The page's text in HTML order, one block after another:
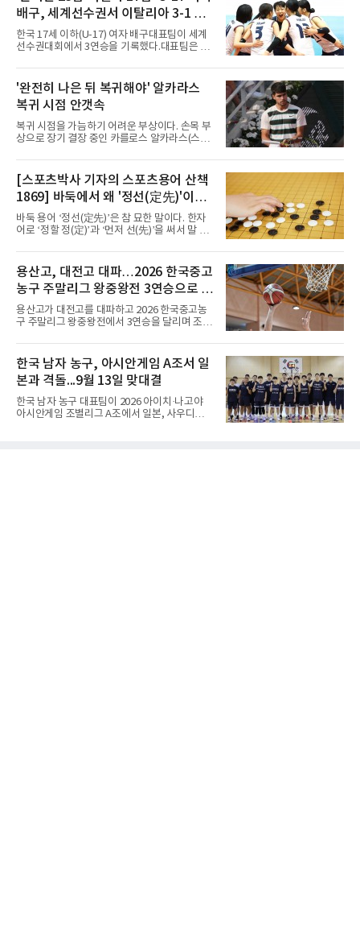
그는 후반 37분 상대 수비 라인 사이를 찌르는
전진 패스를 건넸고, 이를 받은 로베르트 보제니
크가 단독 드리블 끝에 오른발 슈팅으로 골망을
흔들었다.시점도 좋았다. 프랑스 올랭피크 리옹
이적설이 도는 배준호는 시즌 첫
배구, 세계선수권서 이탈리아 3-1 완
파...조별리그 3연승
한국 17세 이하(U-17) 여자 배구대표팀이 세계
선수권대회에서 3연승을 기록했다.대표팀은 9
FIVB U-17 여자 세계선수권대회 조별리그 D조
3차전에서 이탈리아를 3-1(25-14 25-19 13-25
25-20)로 꺾었다. 푸에르토리코, 대만에 이은 3
연승으로 승점 9를 쌓아 조 1위에 올랐다. 24개
팀이 6개 팀씩 4개 조로 나뉘어 조별리그를 치르
며 각 조 상위 4개 팀이 16강에 진출한다.지난해
U-16 아시아선수권 우승으로 처음 이 대회에 나
종반 점수 차를 벌려 승점 3을 챙겼다.블로킹은
7-16으로 밀렸지만 한국보다
'완전히 나은 뒤 복귀해야' 알카라스
복귀 시점 안갯속
복귀 시점을 가늠하기 어려운 부상이다. 손목 부
상으로 장기 결장 중인 카를로스 알카라스(스페
을지 관심이 쏠린다.얀니크 신네르(이탈리아)와
정상을 다투던 알카라스는 지난 4월 바르셀로나
오픈 이후 넉 달째 남자프로테니스(ATP) 투어 경
기에 나서지 못하고 있다. 9일 영국 BBC 등에 따
르면 그는 손목 힘줄을 감싸는 활막에 염증이 생
기는 건초염을 앓고 있다.이 부상이 까다로운 이
유가 있다. 반복적으로 라켓을 쥐고 휘두르는 동
최장 1년의 회복이 필요하다. 알카라스는 수술
은 받지 않았다. 라켓
[스포츠박사 기자의 스포츠용어 산책
1869] 바둑에서 왜 '정선(定先)'이라
말할까
바둑 용어 ‘정선(定先)’은 참 묘한 말이다. 한자
어로 ‘정할 정(定)’과 ‘먼저 선(先)’을 써서 말 그
이 먼저 두되 백에게 덤을 주지 않는 방식이다.
요즘 프로기사들의 대국은 대부분 ‘호선(互
先)’으로 치러지고, 백에게 6집 반 또는 7집 반의
덤을 주는 것이 일반적이다. (본 코너 1868회 ‘바
둑에서 왜 ‘호선(互先)’이라 말할까‘ 참조) 반면
정선에서는 흑이 먼저 두는 대신 덤이 없다. 한국
기원 역시 기력 차이를 표시하는 기준에서 정선
상선(先相先), 선이선(先二先) 등 여러 단계가
용산고, 대전고 대파…2026 한국중고
농구 주말리그 왕중왕전 3연승으로 조
1위 16강 진출
용산고가 대전고를 대파하고 2026 한국중고농
구 주말리그 왕중왕전에서 3연승을 달리며 조 1
우슬체육관에서 열린 대회 남고부 B조 예선 3차
전에서 대전고를 상대로 주전 선수들의 고른 활
약을 앞세워 108-33으로 대승을 거뒀다.용산고
는 배대범이 22점, 김민기가 19점, 이승민이 13
점을 올리며 공격을 이끌었다. 경기 초반부터 주
도권을 잡은 용산고는 일찌감치 승기를 굳히며
대전고에 큰 점수 차 승리를 거뒀다.이로써 용산
한국 남자 농구, 아시안게임 A조서 일
본과 격돌...9월 13일 맞대결
한국 남자 농구 대표팀이 2026 아이치·나고야
아시안게임 조별리그 A조에서 일본, 사우디아라